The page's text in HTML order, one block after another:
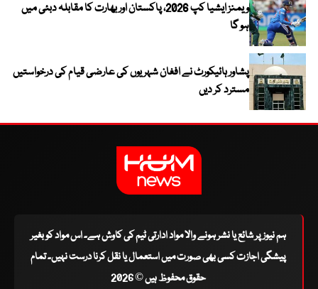
ویمنز ایشیا کپ 2026، پاکستان اور بھارت کا مقابلہ دبئی میں
ہو گا
پشاور ہائیکورٹ نے افغان شہریوں کی عارضی قیام کی درخواستیں
مسترد کر دیں
ہم نیوز پر شائع یا نشر ہونے والا مواد ادارتی ٹیم کی کاوش ہے۔ اس مواد کو بغیر
پیشگی اجازت کسی بھی صورت میں استعمال یا نقل کرنا درست نہیں۔ تمام
حقوق محفوظ ہیں © 2026